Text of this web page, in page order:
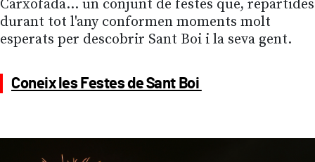
Carxofada... un conjunt de festes que, repartides
durant tot l'any conformen moments molt
esperats per descobrir Sant Boi i la seva gent.
Coneix les Festes de Sant Boi